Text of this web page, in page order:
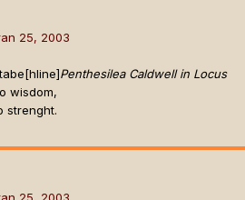
25, 2003
tabe[hline]Penthesilea Caldwell in Locus
wisdom,
strenght.